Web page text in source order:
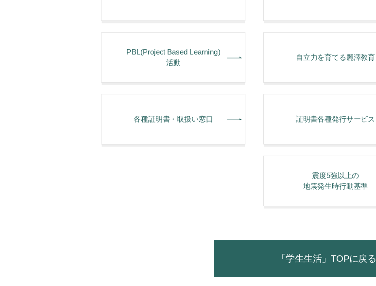
PBL(Project Based Learning)
活動
⾃⽴⼒を育てる麗澤教育
各種証明書・取扱い窓⼝ 証明書各種発行サービス
震度5強以上の
地震発生時行動基準
「学生生活」TOPに戻る